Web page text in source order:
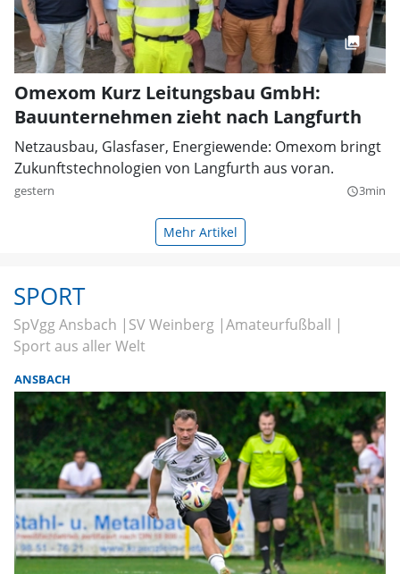
Omexom Kurz Leitungsbau GmbH:
Bauunternehmen zieht nach Langfurth
Netzausbau, Glasfaser, Energiewende: Omexom bringt
Zukunftstechnologien von Langfurth aus voran.
gestern query_builder3min
Mehr Artikel
SPORT
SpVgg Ansbach SV Weinberg Amateurfußball
Sport aus aller Welt
ANSBACH